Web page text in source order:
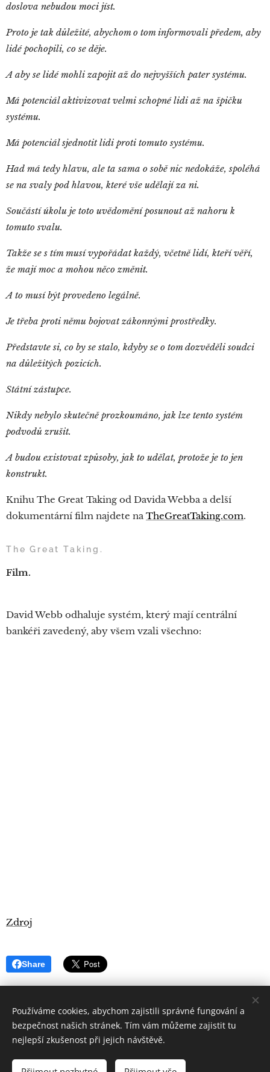
doslova nebudou moci jíst.
Proto je tak důležité, abychom o tom informovali předem, aby
lidé pochopili, co se děje.
A aby se lidé mohli zapojit až do nejvyšších pater systému.
Má potenciál aktivizovat velmi schopné lidi až na špičku
systému.
Má potenciál sjednotit lidi proti tomuto systému.
Had má tedy hlavu, ale ta sama o sobě nic nedokáže, spoléhá
se na svaly pod hlavou, které vše udělají za ni.
Součástí úkolu je toto uvědomění posunout až nahoru k
tomuto svalu.
Takže se s tím musí vypořádat každý, včetně lidí, kteří věří,
že mají moc a mohou něco změnit.
A to musí být provedeno legálně.
Je třeba proti němu bojovat zákonnými prostředky.
Představte si, co by se stalo, kdyby se o tom dozvěděli soudci
na důležitých pozicích.
Státní zástupce.
Nikdy nebylo skutečně prozkoumáno, jak lze tento systém
podvodů zrušit.
A budou existovat způsoby, jak to udělat, protože je to jen
konstrukt.
Knihu The Great Taking od Davida Webba a delší
dokumentární film najdete naTheGreatTaking.com.
The Great Taking.
Film.
David Webb odhaluje systém, který mají centrální
bankéři zavedený, aby všem vzali všechno:
Zdroj
Share
QuintusSertorius
Všechna práva vyhrazena 2019
Používáme cookies, abychom zajistili správné fungování a
bezpečnost našich stránek. Tím vám můžeme zajistit tu
nejlepší zkušenost při jejich návštěvě.